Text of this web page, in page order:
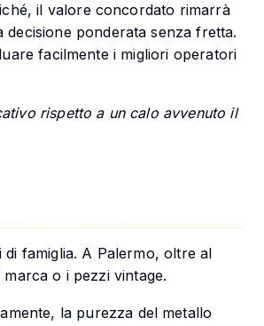
il valore concordato rimarrà
ponderata senza fretta.
facilmente i migliori operatori
rispetto a un calo avvenuto il
famiglia. A Palermo, oltre al
o i pezzi vintage.
la purezza del metallo